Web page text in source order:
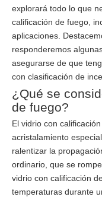
explorará todo lo que
calificación de fuego,
aplicaciones.
responderemos
asegurarse de que
con clasificación de
¿Qué se
de fuego?
El vidrio con
acristalamiento
ralentizar la
ordinario, que se
vidrio con calificación
temperaturas durante